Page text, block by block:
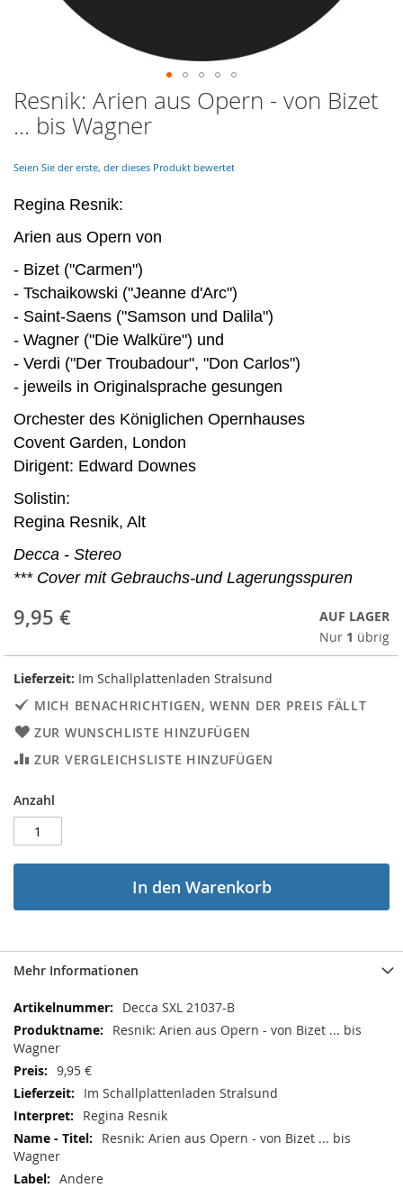
Skip
to
the
of
images
Resnik: Arien aus Opern - von Bizet
... bis Wagner
Seien Sie der erste, der dieses Produkt bewertet
Regina Resnik:
Arien aus Opern von
- Bizet ("Carmen")
- Tschaikowski ("Jeanne d'Arc")
- Saint-Saens ("Samson und Dalila")
- Wagner ("Die Walküre") und
- Verdi ("Der Troubadour", "Don Carlos")
- jeweils in Originalsprache gesungen
Orchester des Königlichen Opernhauses
Covent Garden, London
Dirigent: Edward Downes
Solistin:
Regina Resnik, Alt
Decca - Stereo
*** Cover mit Gebrauchs-und Lagerungsspuren
9,95 €
AUF LAGER
Nur 1 übrig
Lieferzeit: Im Schallplattenladen Stralsund
MICH BENACHRICHTIGEN, WENN DER PREIS FÄLLT
ZUR WUNSCHLISTE HINZUFÜGEN
ZUR VERGLEICHSLISTE HINZUFÜGEN
Anzahl
In den Warenkorb
Mehr Informationen
Mehr
Informationen
Decca SXL 21037-B
Resnik: Arien aus Opern - von Bizet ... bis
Wagner
9,95 €
Im Schallplattenladen Stralsund
Regina Resnik
Resnik: Arien aus Opern - von Bizet ... bis
Wagner
Andere